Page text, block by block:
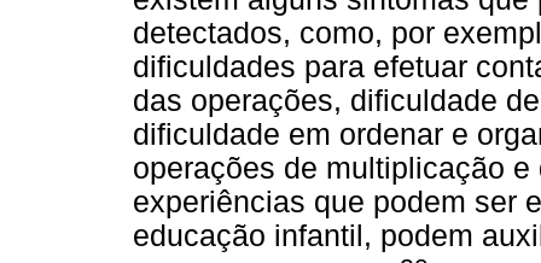
detectados, como, por
dificuldades para efetuar
das operações, dificuldade
dificuldade em ordenar e
operações de multiplicação
experiências que podem ser
educação infantil, podem